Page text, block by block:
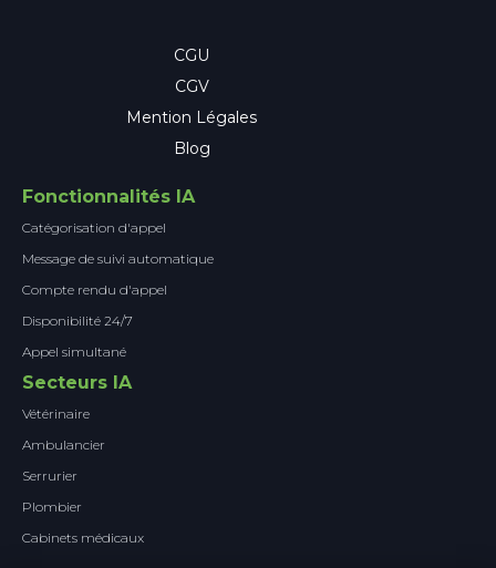
CGU
CGV
Mention Légales
Blog
Fonctionnalités IA
Catégorisation d'appel
Message de suivi automatique
Compte rendu d'appel
Disponibilité 24/7
Appel simultané
Secteurs IA
Vétérinaire
Ambulancier
Serrurier
Plombier
Cabinets médicaux